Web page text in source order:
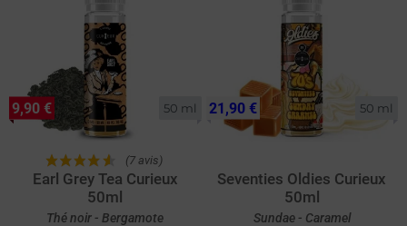
50 ml
(7 avis)
Earl Grey Tea Curieux
50ml
Thé noir - Bergamote
9,90 € 50 ml
Seventies Oldies Curieux
50ml
Sundae - Caramel
21,90 €